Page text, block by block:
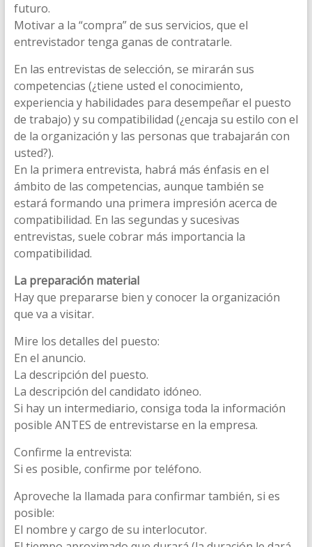
futuro.
Motivar a la “compra” de sus servicios, que el
entrevistador tenga ganas de contratarle.
En las entrevistas de selección, se mirarán sus
competencias (¿tiene usted el conocimiento,
experiencia y habilidades para desempeñar el puesto
de trabajo) y su compatibilidad (¿encaja su estilo con el
de la organización y las personas que trabajarán con
usted?).
En la primera entrevista, habrá más énfasis en el
ámbito de las competencias, aunque también se
estará formando una primera impresión acerca de
compatibilidad. En las segundas y sucesivas
entrevistas, suele cobrar más importancia la
compatibilidad.
La preparación material
Hay que prepararse bien y conocer la organización
que va a visitar.
Mire los detalles del puesto:
En el anuncio.
La descripción del puesto.
La descripción del candidato idóneo.
Si hay un intermediario, consiga toda la información
posible ANTES de entrevistarse en la empresa.
Confirme la entrevista:
Si es posible, confirme por teléfono.
Aproveche la llamada para confirmar también, si es
posible:
El nombre y cargo de su interlocutor.